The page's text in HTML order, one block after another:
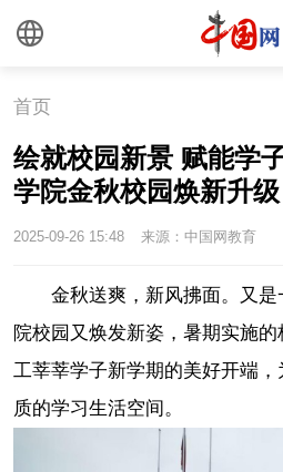
首页
绘就校园新景 赋能
学院金秋校园焕新升级
2025-09-26 15:48 来源：中国网教育
金秋送爽，新风拂面。又
院校园又焕发新姿，暑期实施
工莘莘学子新学期的美好开端
质的学习生活空间。